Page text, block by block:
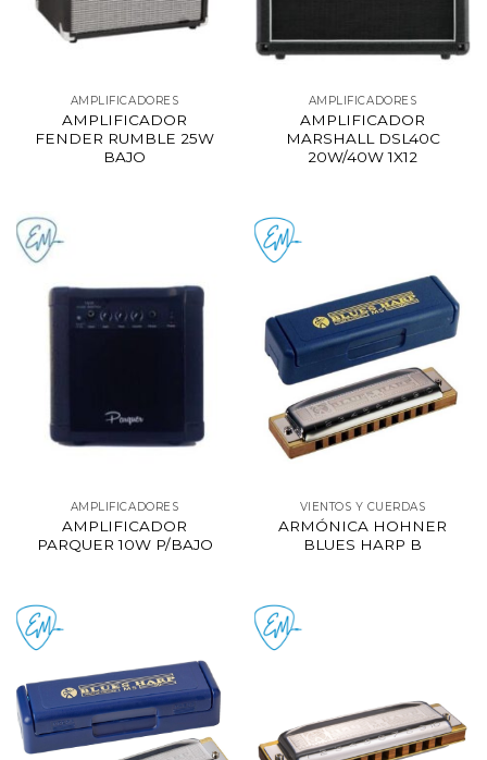
AMPLIFICADORES
AMPLIFICADOR
FENDER RUMBLE 25W
BAJO
AMPLIFICADORES
AMPLIFICADOR
MARSHALL DSL40C
20W/40W 1X12
AMPLIFICADORES
AMPLIFICADOR
PARQUER 10W P/BAJO
VIENTOS Y CUERDAS
ARMÓNICA HOHNER
BLUES HARP B